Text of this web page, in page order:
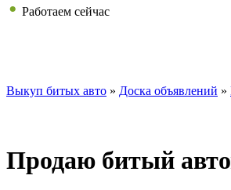
Работаем сейчас
Выкуп битых авто » Доска объявлений »
Продаю битый